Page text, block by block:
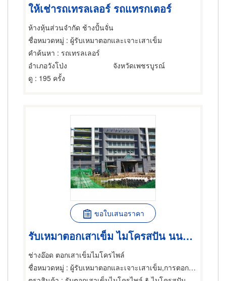
ให้เช่ารถเทรลเลอร์ รถแทรกเตอร์
ห้างหุ้นส่วนจำกัด ช้างปั้นจั่น
ชื่อหมวดหมู่ : ผู้รับเหมาตอกและเจาะเสาเข็ม
คำค้นหา : รถเทรลเลอร์
อำเภอวังโป่ง
จังหวัดเพชรบูรณ์
ดู : 195 ครั้ง
ขอใบเสนอราคา
รับเหมาตอกเสาเข็ม ไมโครสปัน นนทบุรี
ช่างอ๊อด ตอกเสาเข็มไมโครไพล์
ชื่อหมวดหมู่ : ผู้รับเหมาตอกและเจาะเสาเข็ม,การตอกเสาเข็ม,ผู้รับเหมาตอกและเจาะเสาเข็ม